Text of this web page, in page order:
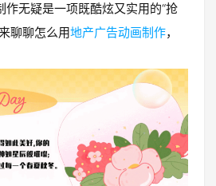
作无疑是一项既酷炫又实用的“抢
聊聊怎么用地产广告动画制作，